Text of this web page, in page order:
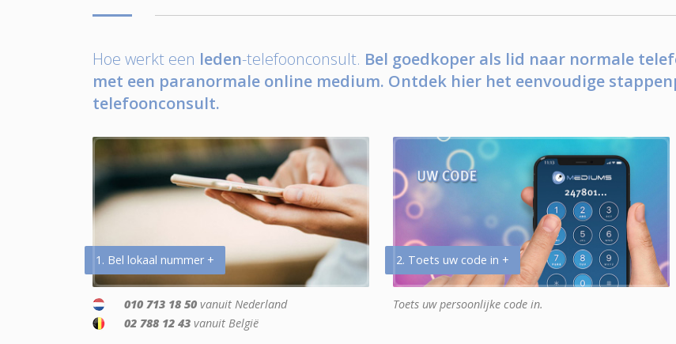
Hoe werkt een leden-telefoonconsult. Bel goedkoper als lid naar normale
met een paranormale online medium. Ontdek hier het eenvoudige
telefoonconsult.
1. Bel lokaal nummer +
010 713 18 50 vanuit Nederland
02 788 12 43 vanuit België
2. Toets uw code in +
Toets uw persoonlijke code in.